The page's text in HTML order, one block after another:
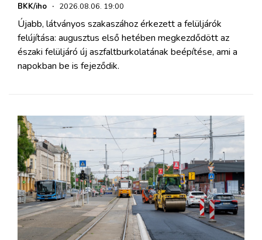
BKK/iho · 2026.08.06. 19:00
Újabb, látványos szakaszához érkezett a felüljárók
felújítása: augusztus első hetében megkezdődött az
északi felüljáró új aszfaltburkolatának beépítése, ami a
napokban be is fejeződik.